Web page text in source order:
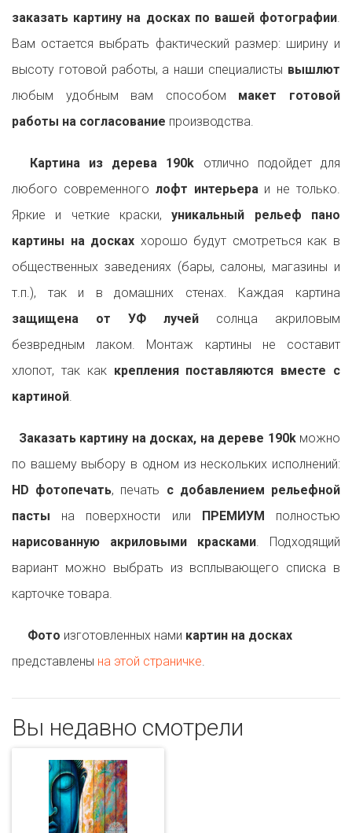
заказать картину на досках по вашей фотографии.
Вам остается выбрать фактический размер: ширину и
высоту готовой работы, а наши специалисты вышлют
любым удобным вам способом макет готовой
работы на согласование производства.
Картина из дерева 190k отлично подойдет для
любого современного лофт интерьераи не только.
Яркие и четкие краски,уникальный рельеф пано
картины на досках хорошо будут смотреться как в
общественных заведениях (бары, салоны, магазины и
т.п.), так и в домашних стенах. Каждая картина
защищена от УФ лучей солнца акриловым
безвредным лаком. Монтаж картины не составит
хлопот, так как крепления поставляются вместе с
картиной.
Заказать картину на досках, на дереве 190kможно
по вашему выбору в одном из нескольких исполнений:
HD фотопечать, печать с добавлением рельефной
пасты на поверхности или ПРЕМИУМ
полностью
нарисованную акриловыми красками. Подходящий
вариант можно выбрать из всплывающего списка в
карточке товара.
Фото изготовленных нами картин на досках
представлены на этой страничке.
Вы недавно смотрели